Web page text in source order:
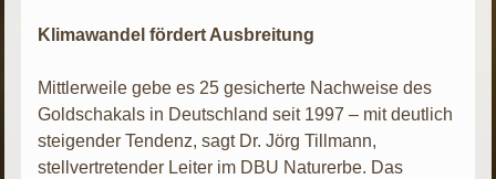
Klimawandel fördert Ausbreitung
Mittlerweile gebe es 25 gesicherte Nachweise des
Goldschakals in Deutschland seit 1997 – mit deutlich
steigender Tendenz, sagt Dr. Jörg Tillmann,
stellvertretender Leiter im DBU Naturerbe. Das